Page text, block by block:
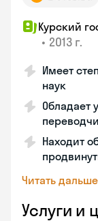
Курский
• 2013 г.
Имеет
наук
Обладает
Находит
Читать дальше
Услуги и